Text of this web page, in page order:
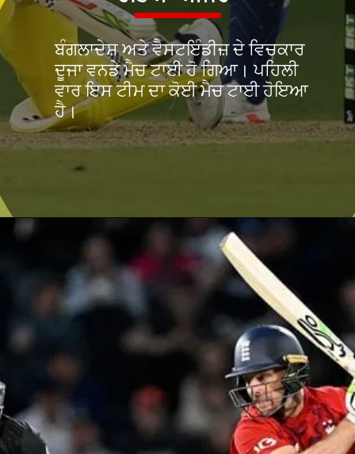
ਬੰਗਲਾਦੇਸ਼ ਨਾਲ ਪਹਿਲੀ ਵਾਰ
ਹੋਇਆ ਅਜਿਹਾ
ਬੰਗਲਾਦੇਸ਼ ਅਤੇ ਵੈਸਟਇੰਡੀਜ਼ ਦੇ ਵਿਚਕਾਰ
ਦੂਜਾ ਵਨਡੇ ਮੈਚ ਟਾਈ ਹੋ ਗਿਆ। ਪਹਿਲੀ
ਵਾਰ ਇਸ ਟੀਮ ਦਾ ਕੋਈ ਮੈਚ ਟਾਈ ਹੋਇਆ
ਹੈ।